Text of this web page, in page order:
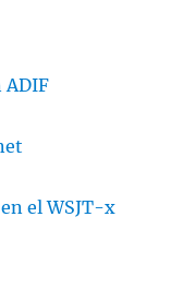
ADIF
el WSJT-x